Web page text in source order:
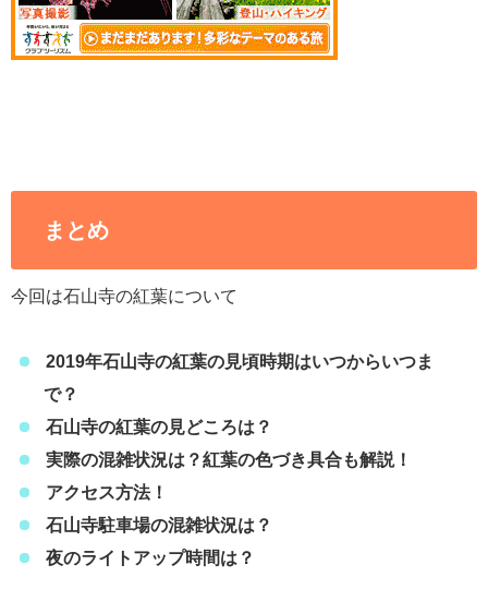
まとめ
今回は石山寺の紅葉について
2019年石山寺の紅葉の見頃時期はいつからいつま
で？
石山寺の紅葉の見どころは？
実際の混雑状況は？紅葉の色づき具合も解説！
アクセス方法！
石山寺駐車場の混雑状況は？
夜のライトアップ時間は？